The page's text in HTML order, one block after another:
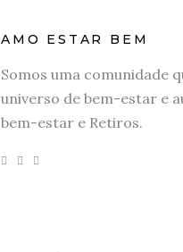
AMO ESTAR BEM
Somos uma comunidade
universo de bem-estar e
bem-estar e Retiros.